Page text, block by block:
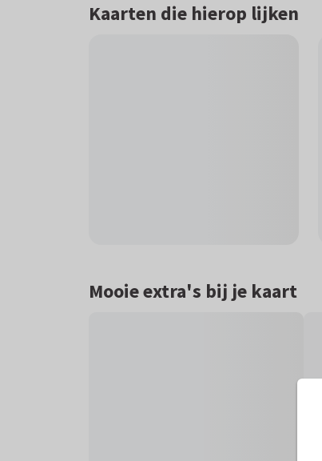
Kaarten die hierop lijken
Mooie extra's bij je kaart